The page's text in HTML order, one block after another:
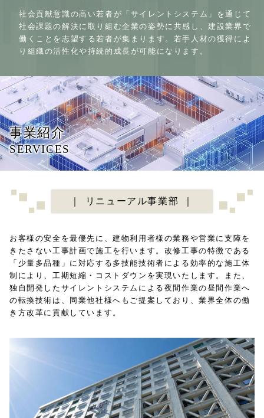
社会貢献意識の高い若者が「サイレントシステム」を通じて
社会課題の解決に取り組む企業の姿勢に共感し、建設業界で
働くことを志望する若者が集まります。 若手人材の獲得によ
り組織の活性化や持続的成長が可能になります。
事業紹介
SERVICES
リニューアル事業部
お客様の安全を最優先に、建物利用者様の業務や営業に支障を
きたさない工事計画で施工を行います。改修工事の特徴である
「少量多品種」に対応する多技能技術者による効率的な施工体
制により、工期短縮・コストダウンを実現いたします。また、
独自開発したサイレントシステムによる夜間作業の昼間作業へ
の転換技術は、同業他社様へもご提案しており、業界全体の働
き方改革に貢献しています。